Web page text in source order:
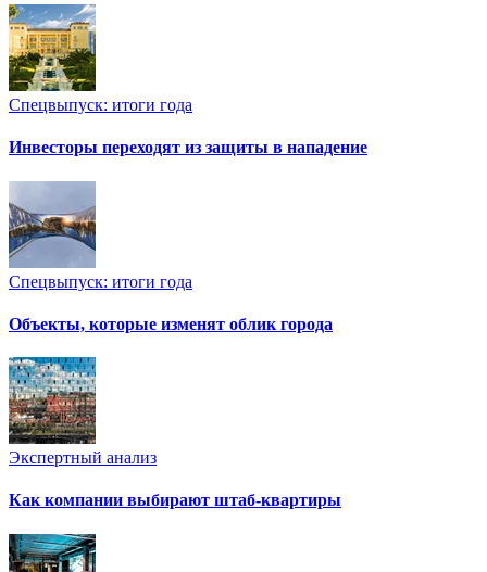
Спецвыпуск: итоги года
Инвесторы переходят из защиты в нападение
Спецвыпуск: итоги года
Объекты, которые изменят облик города
Экспертный анализ
Как компании выбирают штаб-квартиры